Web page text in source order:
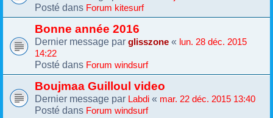
Posté dans Forum kitesurf
Bonne année 2016
Dernier message par glisszone « lun. 28 déc. 2015
14:22
Posté dans Forum windsurf
Boujmaa Guilloul video
Dernier message par Labdi « mar. 22 déc. 2015 13:40
Posté dans Forum windsurf